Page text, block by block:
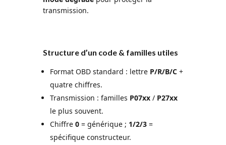
transmission.
Structure d’un code & familles utiles
Format OBD standard : lettre P/R/B/C+
quatre chiffres.
Transmission : familles P07xx/ P27xx
le plus souvent.
Chiffre 0= générique ; 1/2/3=
spécifique constructeur.